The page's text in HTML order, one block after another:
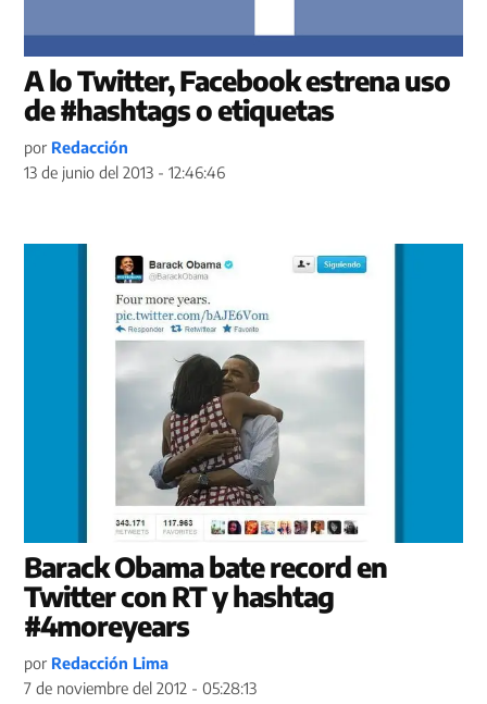
A lo Twitter, Facebook estrena uso
de #hashtags o etiquetas
por Redacción
13 de junio del 2013 - 12:46:46
Barack Obama bate record en
Twitter con RT y hashtag
#4moreyears
por Redacción Lima
7 de noviembre del 2012 - 05:28:13